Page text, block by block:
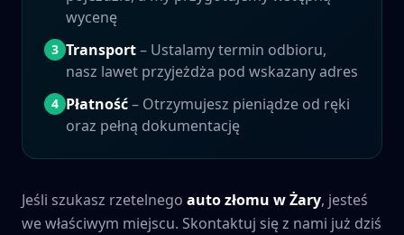
wycenę
3 Transport– Ustalamy termin odbioru,
nasz lawet przyjeżdża pod wskazany adres
4 Płatność– Otrzymujesz pieniądze od ręki
oraz pełną dokumentację
Jeśli szukasz rzetelnego auto złomu wŻary, jesteś
we właściwym miejscu. Skontaktuj się z nami już dziś